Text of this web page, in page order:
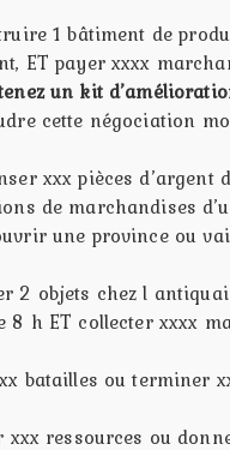
1 bâtiment de
ET payer xxxx
un kit
cette négociation
xxx pièces
de marchandises
une province ou
2 objets chez l
8 h ET collecter xxxx
batailles ou terminer
xxx ressources ou